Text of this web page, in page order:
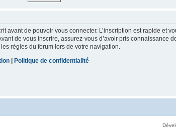
avant de pouvoir vous connecter. L’inscription est rapide et
de vous inscrire, assurez-vous d’avoir pris
règles du forum lors de votre navigation.
Politique de confidentialité